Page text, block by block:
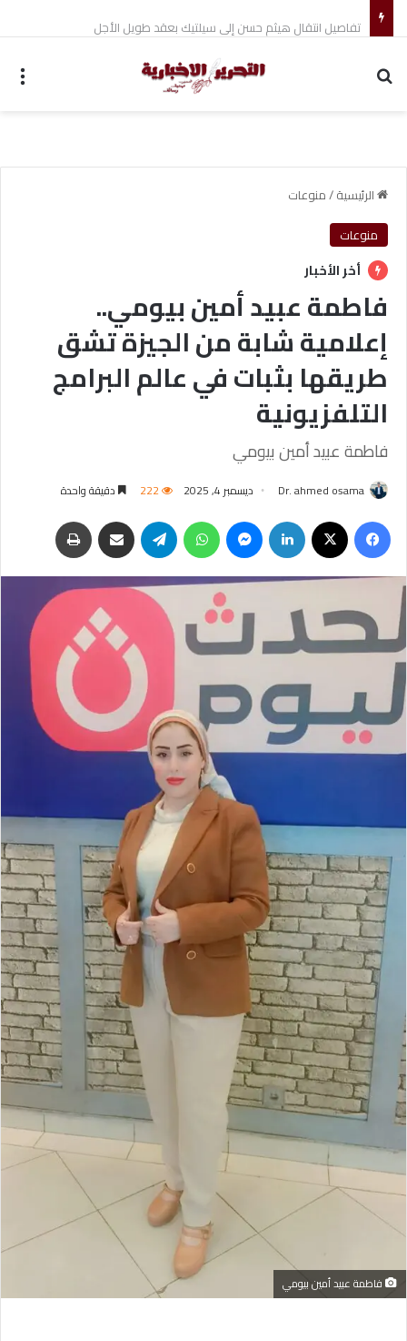
تفاصيل انتقال هيثم حسن إلى سيلتيك بعقد طويل الأجل
الرئيسية/منوعات
منوعات
أخر الأخبار
فاطمة عبيد أمين بيومي..
إعلامية شابة من الجيزة تشق
طريقها بثبات في عالم البرامج
التلفزيونية
فاطمة عبيد أمين بيومي
Dr. ahmed osama ديسمبر 4, 2025 222 دقيقة واحدة
فاطمة عبيد أمين بيومي